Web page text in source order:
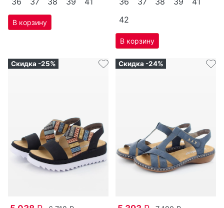
42
Скидка -25% Скидка -24%